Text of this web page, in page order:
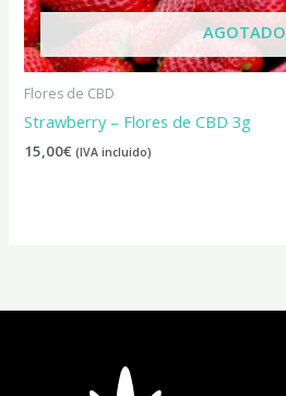
AGOTADO
Flores de CBD
Strawberry – Flores de CBD 3g
15,00€ (IVA incluido)